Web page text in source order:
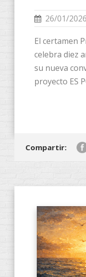
26/01/2026
​El certamen
celebra diez
su nueva
proyecto ES
Compartir: